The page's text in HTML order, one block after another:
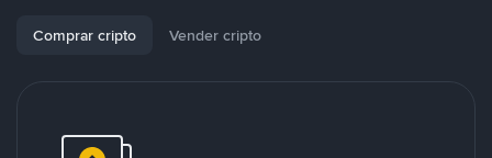
Comprar cripto Vender cripto